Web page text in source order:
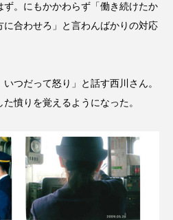
。にもかかわらず「働き続けたか
に合わせろ」と言わんばかりの対応
いつだって怒り」と話す西川さん。
憤りを覚えるようになった。